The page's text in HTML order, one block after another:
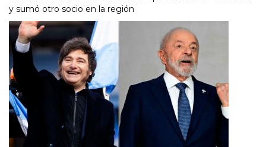
y sumó otro socio en la región